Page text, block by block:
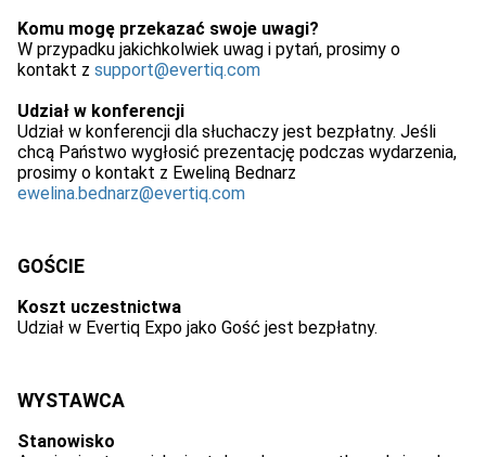
Komu mogę przekazać swoje uwagi?
W przypadku jakichkolwiek uwag i pytań, prosimy o
kontakt z support@evertiq.com
Udział w konferencji
Udział w konferencji dla słuchaczy jest bezpłatny. Jeśli
chcą Państwo wygłosić prezentację podczas wydarzenia,
prosimy o kontakt z Eweliną Bednarz
ewelina.bednarz@evertiq.com
GOŚCIE
Koszt uczestnictwa
Udział w Evertiq Expo jako Gość jest bezpłatny.
WYSTAWCA
Stanowisko